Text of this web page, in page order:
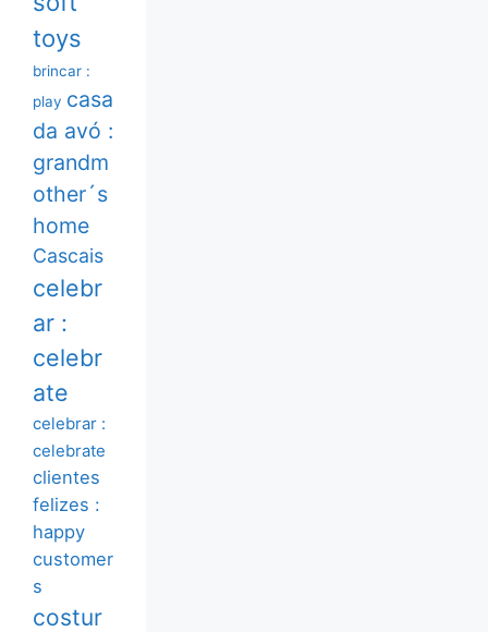
toys
brincar :
play casa
da avó :
grandm
other´s
home
Cascais
celebr
ar :
celebr
ate
celebrar :
celebrate
clientes
felizes :
happy
customer
s
costur